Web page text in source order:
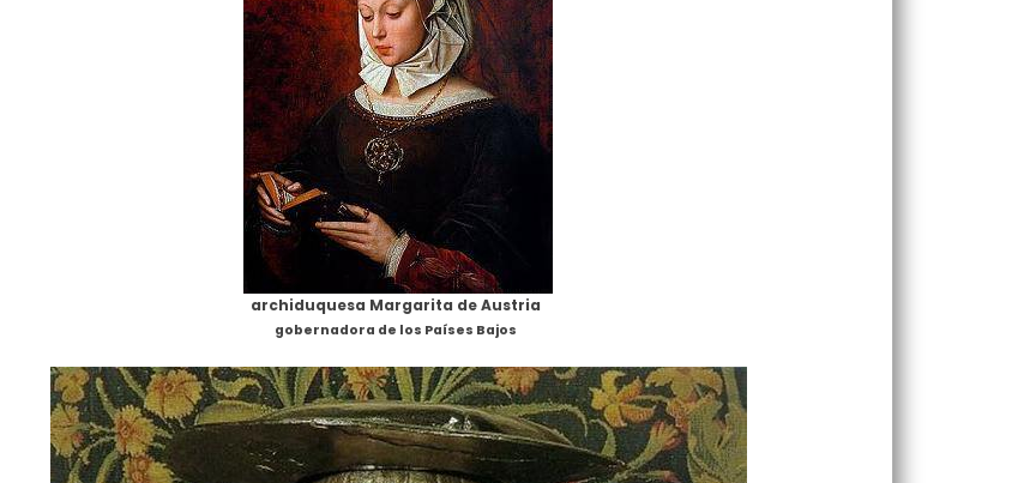
archiduquesa Margarita de Austria
gobernadora de los Países Bajos